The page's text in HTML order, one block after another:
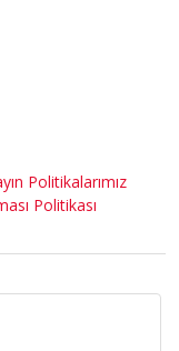
Politikalarımız
Politikası